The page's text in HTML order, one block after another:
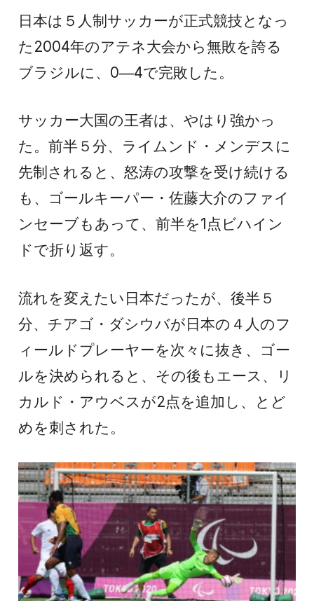
日本は５人制サッカーが正式競技となっ
た2004年のアテネ大会から無敗を誇る
ブラジルに、0―4で完敗した。
サッカー大国の王者は、やはり強かっ
た。前半５分、ライムンド・メンデスに
先制されると、怒涛の攻撃を受け続ける
も、ゴールキーパー・佐藤大介のファイ
ンセーブもあって、前半を1点ビハイン
ドで折り返す。
流れを変えたい日本だったが、後半５
分、チアゴ・ダシウバが日本の４人のフ
ィールドプレーヤーを次々に抜き、ゴー
ルを決められると、その後もエース、リ
カルド・アウベスが2点を追加し、とど
めを刺された。